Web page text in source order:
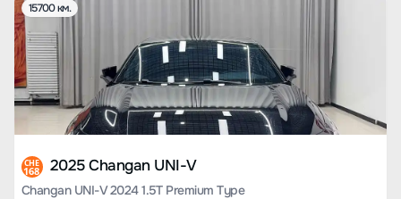
15700 км.
CHE
168 2025 Changan UNI-V
Changan UNI-V 2024 1.5T Premium Type